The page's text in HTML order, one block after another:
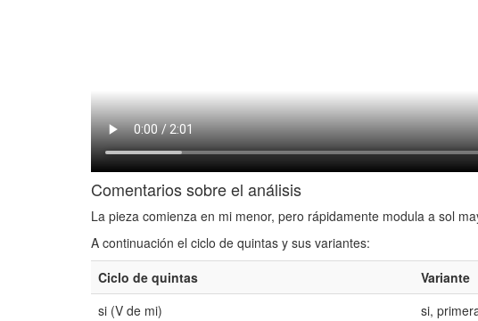
Comentarios sobre el análisis
La pieza comienza en mi menor, pero rápidamente modula a sol
A continuación el ciclo de quintas y sus variantes:
Ciclo de quintas
Variante
si (V de mi)
si,